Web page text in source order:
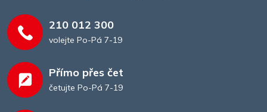
210 012 300
volejte Po-Pá 7-19
Přímo přes čet
četujte Po-Pá 7-19